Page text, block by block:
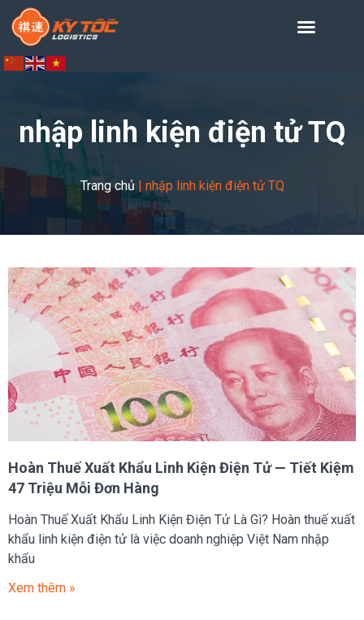
nhập linh kiện điện tử TQ
Trang chủ| nhập linh kiện điện tử TQ
Hoàn Thuế Xuất Khẩu Linh Kiện Điện Tử — Tiết Kiệm
47 Triệu Mỗi Đơn Hàng
Hoàn Thuế Xuất Khẩu Linh Kiện Điện Tử Là Gì? Hoàn thuế xuất
khẩu linh kiện điện tử là việc doanh nghiệp Việt Nam nhập
khẩu
Xem thêm »